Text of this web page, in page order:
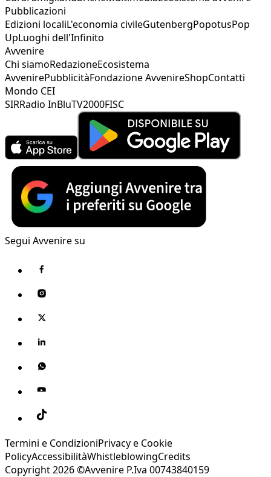
Pubblicazioni
Edizioni localiL'economia civileGutenbergPopotusPop
UpLuoghi dell'Infinito
Avvenire
Chi siamoRedazioneEcosistema
AvvenirePubblicitàFondazione AvvenireShopContatti
Mondo CEI
SIRRadio InBluTV2000FISC
Segui Avvenire su
Termini e CondizioniPrivacy e Cookie
PolicyAccessibilitàWhistleblowingCredits
Copyright 2026 ©Avvenire P.Iva 00743840159